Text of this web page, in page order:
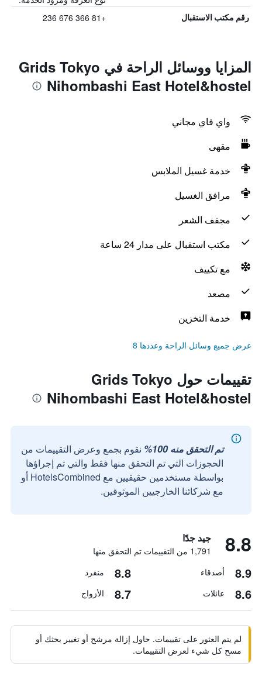
رقم مكتب الاستقبال +81 366 676 236
المزايا ووسائل الراحة في Grids Tokyo
Nihombashi East Hotel&hostel
واي فاي مجاني
مقهى
خدمة غسيل الملابس
مرافق الغسيل
مجفف الشعر
مكتب استقبال على مدار 24 ساعة
مع تكييف
مصعد
خدمة التخزين
عرض جميع وسائل الراحة وعددها 8
تقييمات حول Grids Tokyo
Nihombashi East Hotel&hostel
تم التحقق منه 100%
نقوم بجمع وعرض التقييمات من
الحجوزات التي تم التحقق منها فقط والتي تم إجراؤها
بواسطة مستخدمين حقيقيين مع HotelsCombined أو
مع شركائنا الخارجيين الموثوقين.
8.8 جيد جدًا
1,791 من التقييمات تم التحقق منها
8.9 أصدقاء 8.8 منفرد
8.6 عائلات 8.7 الأزواج
لم يتم العثور على تقييمات. حاول إزالة مرشح أو تغيير بحثك أو
مسح كل شيء لعرض التقييمات.